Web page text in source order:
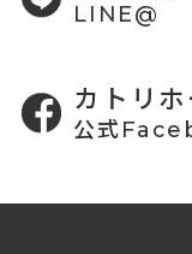
LINE@
カトリホ
公式